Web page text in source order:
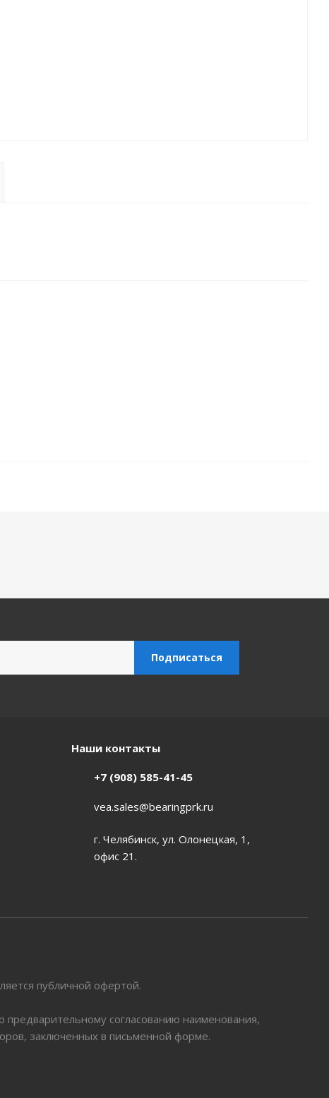
Наши контакты
+7 (908) 585-41-45
vea.sales@bearingprk.ru
г. Челябинск, ул. Олонецкая, 1,
офис 21.
публичной офертой.
предварительному согласованию наименования,
заключенных в письменной форме.